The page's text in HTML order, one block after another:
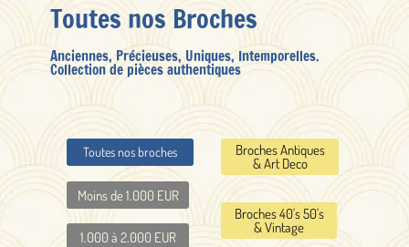
Toutes nos Broches
Anciennes, Précieuses, Uniques, Intemporelles.
Collection de pièces authentiques
Broches Antiques
& Art Deco
Broches 40's 50's
& Vintage
Toutes nos broches
1.000 à 2.000 EUR
Moins de 1.000 EUR